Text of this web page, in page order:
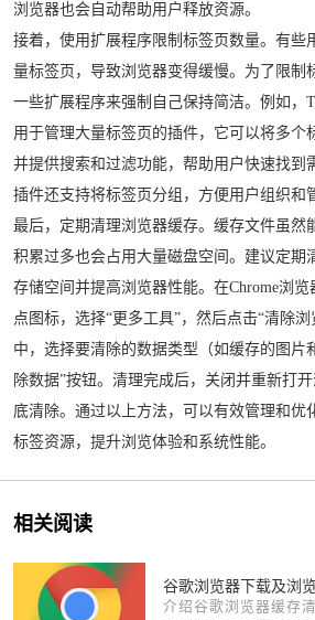
浏览器也会自动帮助用户释放资源。
接着，使用扩展程序限制标签页数量。有些
量标签页，导致浏览器变得缓慢。为了限制
一些扩展程序来强制自己保持简洁。例如，
用于管理大量标签页的插件，它可以将多个
并提供搜索和过滤功能，帮助用户快速找到
插件还支持将标签页分组，方便用户组织和
最后，定期清理浏览器缓存。缓存文件虽然
积累过多也会占用大量磁盘空间。建议定期
存储空间并提高浏览器性能。在Chrome浏
点图标，选择“更多工具”，然后点击“清除
中，选择要清除的数据类型（如缓存的图片
除数据”按钮。清理完成后，关闭并重新打
底清除。通过以上方法，可以有效管理和优
标签资源，提升浏览体验和系统性能。
相关阅读
谷歌浏览器下载及浏
介绍谷歌浏览器缓存